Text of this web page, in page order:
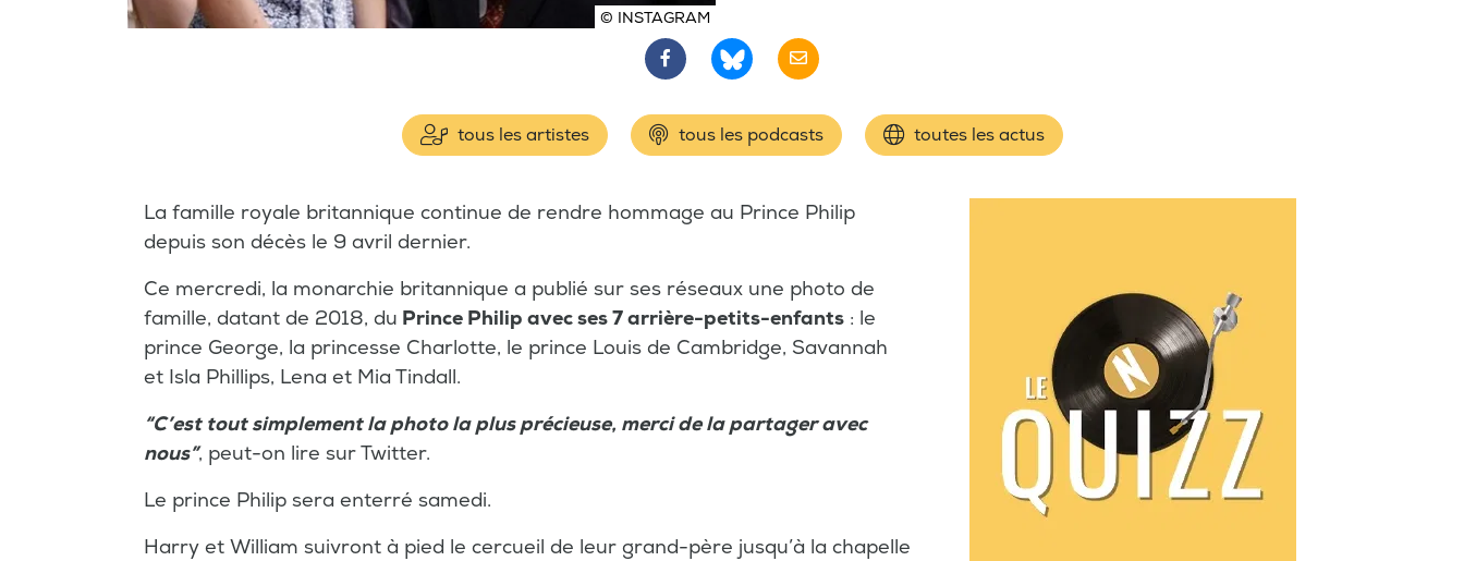
© INSTAGRAM
tous les artistes tous les podcasts toutes les actus
La famille royale britannique continue de rendre hommage au Prince Philip
depuis son décès le 9 avril dernier.
Ce mercredi, la monarchie britannique a publié sur ses réseaux une photo de
famille, datant de 2018, du Prince Philip avec ses 7 arrière-petits-enfants : le
prince George, la princesse Charlotte, le prince Louis de Cambridge, Savannah
et Isla Phillips, Lena et Mia Tindall.
“C’est tout simplement la photo la plus précieuse, merci de la partager avec
nous”, peut-on lire sur Twitter.
Le prince Philip sera enterré samedi.
Harry et William suivront à pied le cercueil de leur grand-père jusqu’à la chapelle